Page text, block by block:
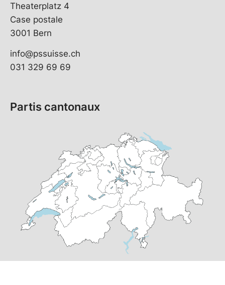
Theaterplatz 4
Case postale
3001 Bern
info@pssuisse.ch
031 329 69 69
Partis cantonaux